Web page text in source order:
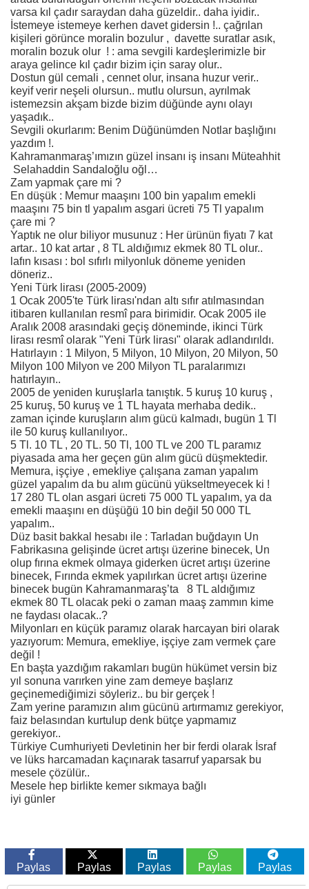
varsa kıl çadır saraydan daha güzeldir.. daha iyidir..
İstemeye istemeye kerhen davet gidersin !.. çağrılan
kişileri görünce moralin bozulur , davette suratlar asık,
moralin bozuk olur ! : ama sevgili kardeşlerimizle bir
araya gelince kıl çadır bizim için saray olur..
Dostun gül cemali , cennet olur, insana huzur verir..
keyif verir neşeli olursun.. mutlu olursun, ayrılmak
istemezsin akşam bizde bizim düğünde aynı olayı
yaşadık..
Sevgili okurlarım: Benim Düğünümden Notlar başlığını
yazdım !.
Kahramanmaraş’ımızın güzel insanı iş insanı Müteahhit
Selahaddin Sandaloğlu oğl…
Zam yapmak çare mi ?
En düşük : Memur maaşını 100 bin yapalım emekli
maaşını 75 bin tl yapalım asgari ücreti 75 Tl yapalım
çare mi ?
Yaptık ne olur biliyor musunuz : Her ürünün fiyatı 7 kat
artar.. 10 kat artar , 8 TL aldığımız ekmek 80 TL olur..
lafın kısası : bol sıfırlı milyonluk döneme yeniden
döneriz..
Yeni Türk lirası (2005-2009)
1 Ocak 2005'te Türk lirası'ndan altı sıfır atılmasından
itibaren kullanılan resmî para birimidir. Ocak 2005 ile
Aralık 2008 arasındaki geçiş döneminde, ikinci Türk
lirası resmî olarak "Yeni Türk lirası" olarak adlandırıldı.
Hatırlayın : 1 Milyon, 5 Milyon, 10 Milyon, 20 Milyon, 50
Milyon 100 Milyon ve 200 Milyon TL paralarımızı
hatırlayın..
2005 de yeniden kuruşlarla tanıştık. 5 kuruş 10 kuruş ,
25 kuruş, 50 kuruş ve 1 TL hayata merhaba dedik..
zaman içinde kuruşların alım gücü kalmadı, bugün 1 Tl
ile 50 kuruş kullanılıyor..
5 Tl. 10 TL , 20 TL. 50 Tl, 100 TL ve 200 TL paramız
piyasada ama her geçen gün alım gücü düşmektedir.
Memura, işçiye , emekliye çalışana zaman yapalım
güzel yapalım da bu alım gücünü yükseltmeyecek ki !
17 280 TL olan asgari ücreti 75 000 TL yapalım, ya da
emekli maaşını en düşüğü 10 bin değil 50 000 TL
yapalım..
Düz basit bakkal hesabı ile : Tarladan buğdayın Un
Fabrikasına gelişinde ücret artışı üzerine binecek, Un
olup fırına ekmek olmaya giderken ücret artışı üzerine
binecek, Fırında ekmek yapılırkan ücret artışı üzerine
binecek bugün Kahramanmaraş’ta 8 TL aldığımız
ekmek 80 TL olacak peki o zaman maaş zammın kime
ne faydası olacak..?
Milyonları en küçük paramız olarak harcayan biri olarak
yazıyorum: Memura, emekliye, işçiye zam vermek çare
değil !
En başta yazdığım rakamları bugün hükümet versin biz
yıl sonuna varırken yine zam demeye başlarız
geçinemediğimizi söyleriz.. bu bir gerçek !
Zam yerine paramızın alım gücünü artırmamız gerekiyor,
faiz belasından kurtulup denk bütçe yapmamız
gerekiyor..
Türkiye Cumhuriyeti Devletinin her bir ferdi olarak İsraf
ve lüks harcamadan kaçınarak tasarruf yaparsak bu
mesele çözülür..
Mesele hep birlikte kemer sıkmaya bağlı
iyi günler
Paylas Paylas Paylas Paylas Paylas